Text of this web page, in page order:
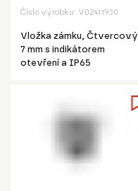
Číslo výrobku: V02411930
Vložka zámku, Čtvercový
7 mm s indikátorem
otevření a IP65